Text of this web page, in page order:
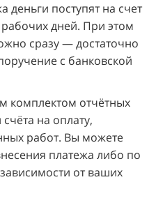
деньги поступят на счет
дней. При этом
сразу — достаточно
с банковской
комплектом отчётных
на оплату,
работ. Вы можете
платежа либо по
от ваших